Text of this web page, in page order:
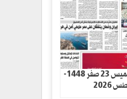
صحيفة الثورة الخميس 23 صفر 1448-